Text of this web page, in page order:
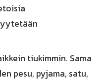
tiukimmin. Sama
pesu, pyjama, satu,